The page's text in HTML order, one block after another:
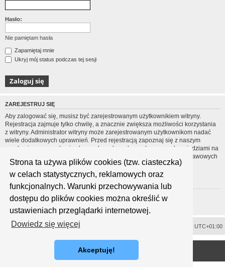
Strona ta używa plików cookies (tzw. ciasteczka)
w celach statystycznych, reklamowych oraz
funkcjonalnych. Warunki przechowywania lub
dostępu do plików cookies można określić w
ustawieniach przeglądarki internetowej.
Dowiedz się więcej
Akceptuję!
Hasło:
Nie pamiętam hasła
Zapamiętaj mnie
Ukryj mój status podczas tej sesji
ZAREJESTRUJ SIĘ
Aby zalogować się, musisz być zarejestrowanym użytkownikiem witryny.
Rejestracja zajmuje tylko chwilę, a znacznie zwiększa możliwości korzystania
z witryny. Administrator witryny może zarejestrowanym użytkownikom nadać
wiele dodatkowych uprawnień. Przed rejestracją zapoznaj się z naszym
regulaminem, zasadami ochrony danych osobowych oraz z odpowiedziami na
często zadawane pytania (FAQ), gdzie jest wyjaśnionych wiele podstawowych
zagadnień dotyczących funkcjonowania witryny.
Regulamin|Zasady ochrony danych osobowych
Zarejestruj się
UTC+01:00
® Forum Software © phpBB Limited
Polski pakiet językowy dostarczaphpBB.pl